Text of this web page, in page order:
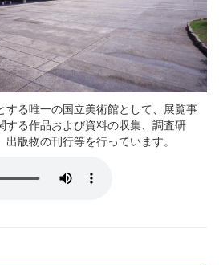
する唯一の国立美術館として、展覧事
する作品および資料の収集、調査研
版物の刊行等を行っています。